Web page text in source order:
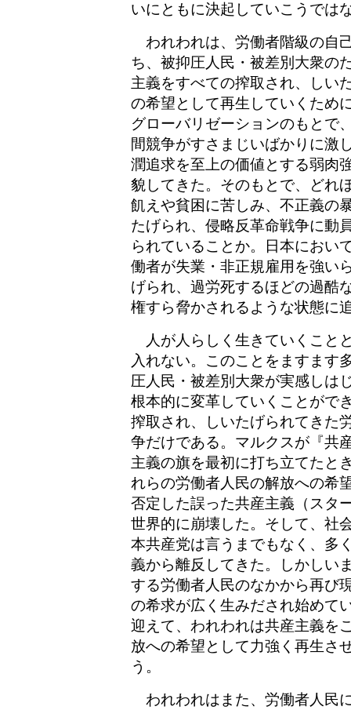
いにともに決起していこうでは
われわれは、労働者階級の自
ち、被抑圧人民・被差別大衆の
主義をすべての搾取され、しい
の希望として再生していくため
グローバリゼーションのもとで
間競争がすさまじいばかりに激
潤追求を至上の価値とする弱肉
貌してきた。そのもとで、どれ
飢えや貧困に苦しみ、不正義の
たげられ、侵略反革命戦争に動
られていることか。日本におい
働者が失業・非正規雇用を強い
げられ、過労死するほどの過酷
権すら脅かされるような状態に
人が人らしく生きていくこと
入れない。このことをますます
圧人民・被差別大衆が実感しは
根本的に変革していくことがで
搾取され、しいたげられてきた
争だけである。マルクスが『共
主義の旗を最初に打ち立てたと
れらの労働者人民の解放への希
否定した誤った共産主義（スタ
世界的に崩壊した。そして、社
本共産党は言うまでもなく、多
義から離反してきた。しかしい
する労働者人民のなかから再び
の希求が広く生みだされ始めて
迎えて、われわれは共産主義を
放への希望として力強く再生さ
う。
われわれはまた、労働者人民